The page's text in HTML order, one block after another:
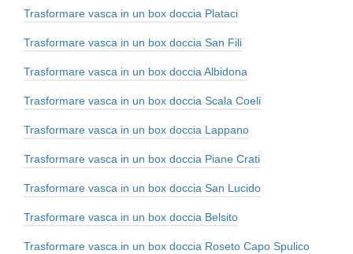
Trasformare vasca in un box doccia Plataci
Trasformare vasca in un box doccia San Fili
Trasformare vasca in un box doccia Albidona
Trasformare vasca in un box doccia Scala Coeli
Trasformare vasca in un box doccia Lappano
Trasformare vasca in un box doccia Piane Crati
Trasformare vasca in un box doccia San Lucido
Trasformare vasca in un box doccia Belsito
Trasformare vasca in un box doccia Roseto Capo Spulico